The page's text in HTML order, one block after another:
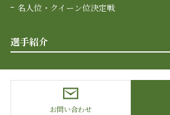
名人位・クイーン位決定戦
選手紹介
お問い合わせ